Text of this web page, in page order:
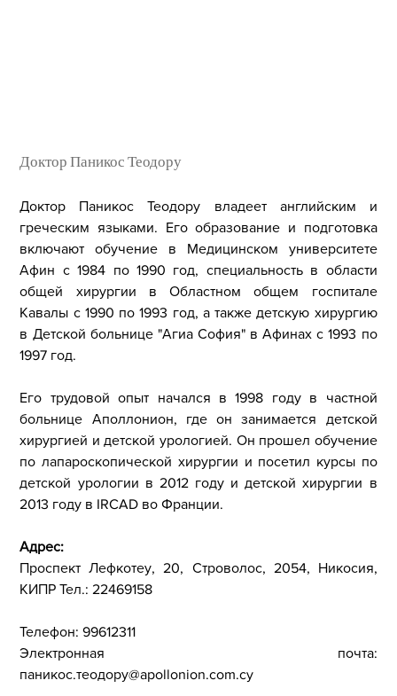
Доктор Паникос Теодору
Доктор Паникос Теодору владеет английским и
греческим языками. Его образование и подготовка
включают обучение в Медицинском университете
Афин с 1984 по 1990 год, специальность в области
общей хирургии в Областном общем госпитале
Кавалы с 1990 по 1993 год, а также детскую хирургию
в Детской больнице "Агиа София" в Афинах с 1993 по
1997 год.
Его трудовой опыт начался в 1998 году в частной
больнице Аполлонион, где он занимается детской
хирургией и детской урологией. Он прошел обучение
по лапароскопической хирургии и посетил курсы по
детской урологии в 2012 году и детской хирургии в
2013 году в IRCAD во Франции.
Адрес:
Проспект Лефкотеу, 20, Строволос, 2054, Никосия,
КИПР Тел.: 22469158
Телефон: 99612311
Электронная почта:
паникос.теодору@apollonion.com.cy